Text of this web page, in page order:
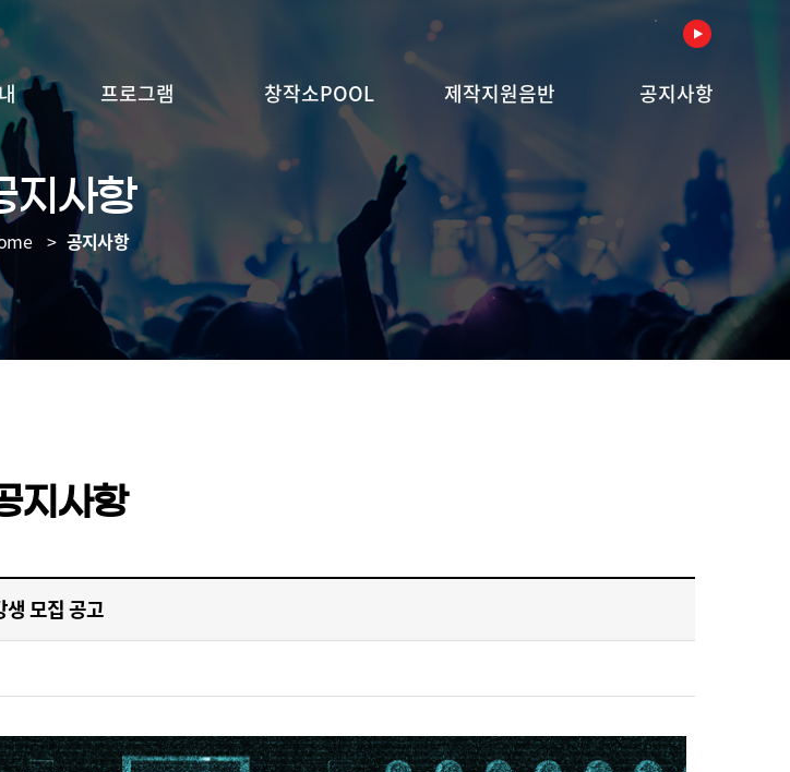
프로그램 창작소POOL 제작지원음반 공지사항
지사항
공지사항
지사항
모집 공고